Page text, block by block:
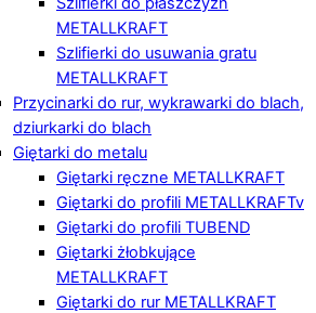
METALLKRAFT
Szlifierki do usuwania gratu
METALLKRAFT
Przycinarki do rur, wykrawarki do blach,
dziurkarki do blach
Giętarki do metalu
Giętarki ręczne METALLKRAFT
Giętarki do profili METALLKRAFTv
Giętarki do profili TUBEND
Giętarki żłobkujące
METALLKRAFT
Giętarki do rur METALLKRAFT